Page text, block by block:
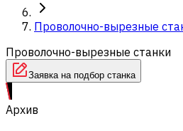
Проволочно-вырезные
Проволочно-вырезные станки
Заявка на подбор станка
Архив